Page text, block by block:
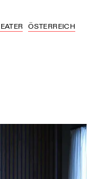
ÖSTERREICH